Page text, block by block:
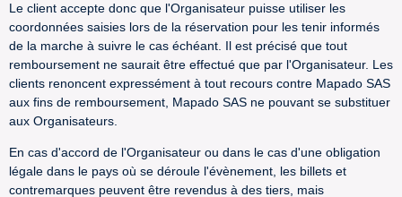
Le client accepte donc que l'Organisateur puisse utiliser les
coordonnées saisies lors de la réservation pour les tenir informés
de la marche à suivre le cas échéant. Il est précisé que tout
remboursement ne saurait être effectué que par l'Organisateur. Les
clients renoncent expressément à tout recours contre Mapado SAS
aux fins de remboursement, Mapado SAS ne pouvant se substituer
aux Organisateurs.
En cas d'accord de l'Organisateur ou dans le cas d'une obligation
légale dans le pays où se déroule l'évènement, les billets et
contremarques peuvent être revendus à des tiers, mais